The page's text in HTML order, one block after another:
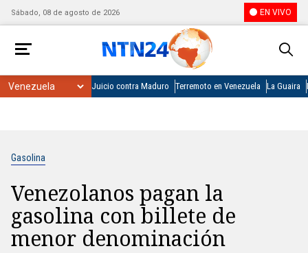
Sábado, 08 de agosto de 2026 EN VIVO
Juicio contra Maduro Terremoto en Venezuela La Guaira
Gasolina
Venezolanos pagan la
gasolina con billete de
menor denominación